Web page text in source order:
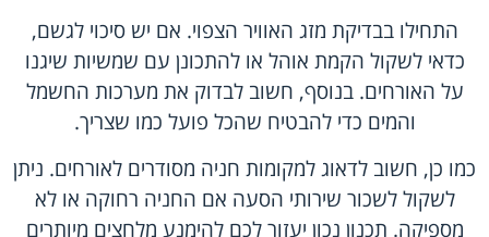
התחילו בבדיקת מזג האוויר הצפוי. אם יש סיכוי לגשם,
כדאי לשקול הקמת אוהל או להתכונן עם שמשיות שיגנו
על האורחים. בנוסף, חשוב לבדוק את מערכות החשמל
והמים כדי להבטיח שהכל פועל כמו שצריך.
כמו כן, חשוב לדאוג למקומות חניה מסודרים לאורחים. ניתן
לשקול לשכור שירותי הסעה אם החניה רחוקה או לא
מספיקה. תכנון נכון יעזור לכם להימנע מלחצים מיותרים